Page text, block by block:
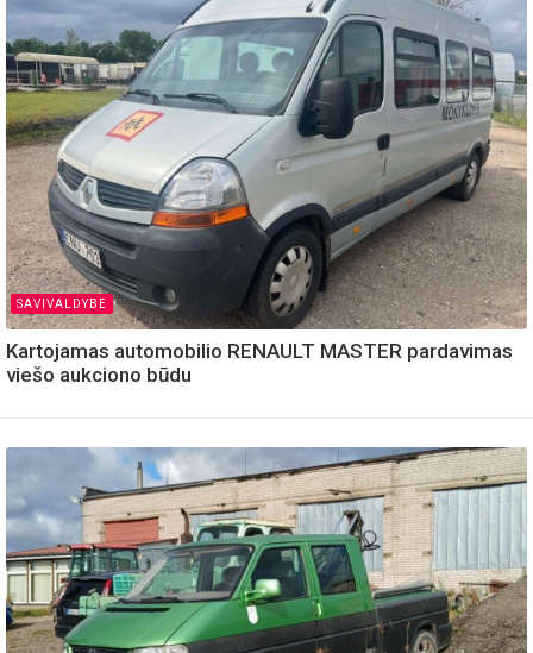
SAVIVALDYBE
Kartojamas automobilio RENAULT MASTER pardavimas
viešo aukciono būdu